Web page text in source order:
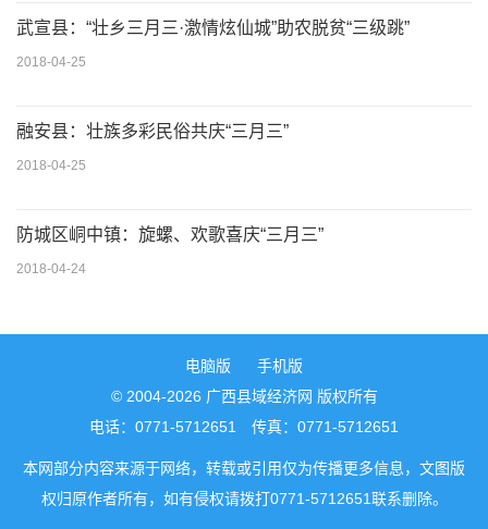
武宣县：“壮乡三月三·激情炫仙城”助农脱贫“三级跳”
2018-04-25
融安县：壮族多彩民俗共庆“三月三”
2018-04-25
防城区峒中镇：旋螺、欢歌喜庆“三月三”
2018-04-24
电脑版
手机版
© 2004-2026 广西县域经济网 版权所有
电话：0771-5712651 传真：0771-5712651
本网部分内容来源于网络，转载或引用仅为传播更多信息，文图版
权归原作者所有，如有侵权请拨打0771-5712651联系删除。